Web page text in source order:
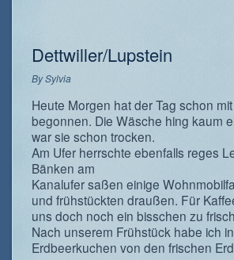
Dettwiller/Lupstein
BySylvia
Heute Morgen hat der Tag schon
begonnen. Die Wäsche hing kaum
war sie schon trocken.
Am Ufer herrschte ebenfalls reges
Bänken am
Kanalufer saßen einige
und frühstückten draußen. Für
uns doch noch ein bisschen zu
Nach unserem Frühstück habe ich
Erdbeerkuchen von den frischen